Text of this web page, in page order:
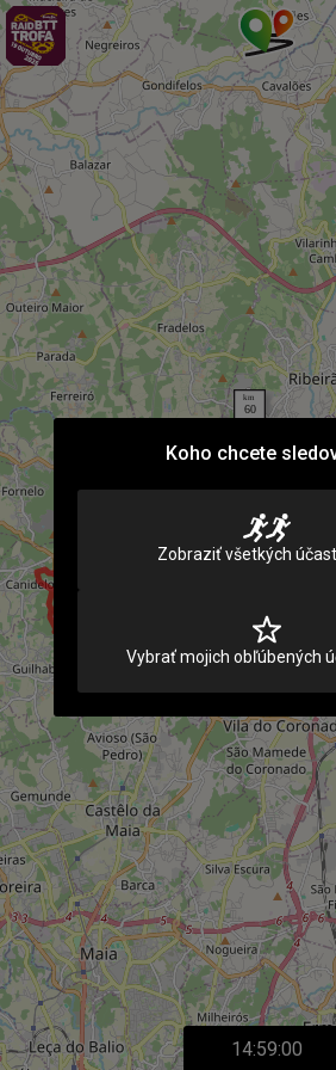
Koho chcete
Zobraziť všetkých
Vybrať mojich obľúbených
14:59:00